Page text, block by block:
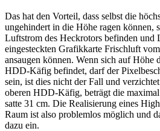
Das hat den Vorteil, dass selbst die
ungehindert in die Höhe ragen können,
Luftstrom des Heckrotors befinden und
eingesteckten Grafikkarte Frischluft
ansaugen können. Wenn sich auf Höhe
HDD-Käfig befindet, darf der
sein, ist dies nicht der Fall und
oberen HDD-Käfig, beträgt die
satte 31 cm. Die Realisierung eines
Raum ist also problemlos möglich und
dazu ein.